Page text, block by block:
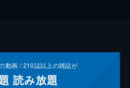
動画 /210誌以上の雑誌が
読み放題